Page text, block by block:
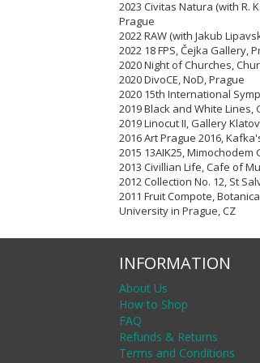
2023 Civitas Natura (with R.
Prague
2022 RAW (with Jakub
2022 18 FPS, Čejka Gallery,
2020 Night of Churches,
2020 DivoCE, NoD, Prague
2020 15th International
2019 Black and White Lines,
2019 Linocut II, Gallery
2016 Art Prague 2016,
2015 13AIK25, Mimochodem
2013 Civillian Life, Cafe of
2012 Collection No. 12, St
2011 Fruit Compote,
University in Prague, CZ
INFORMATION
About Us
How to Shop
FAQ
Refunds & Returns
Terms and Conditions